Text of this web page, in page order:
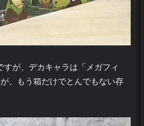
が、デカキャラは「メガフィ
、もう箱だけでとんでもない存